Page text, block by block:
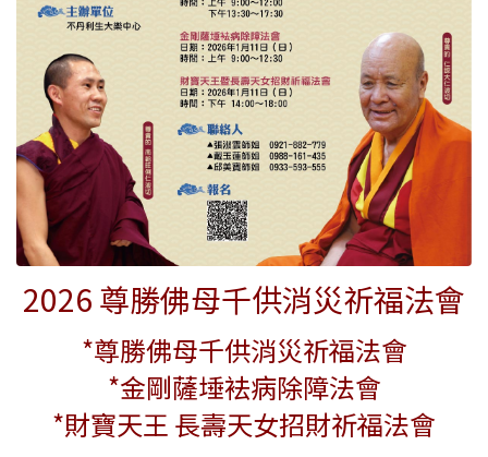
2026 尊勝佛母千供消災祈福法會
*尊勝佛母千供消災祈福法會
*金剛薩埵袪病除障法會
*財寶天王 長壽天女招財祈福法會